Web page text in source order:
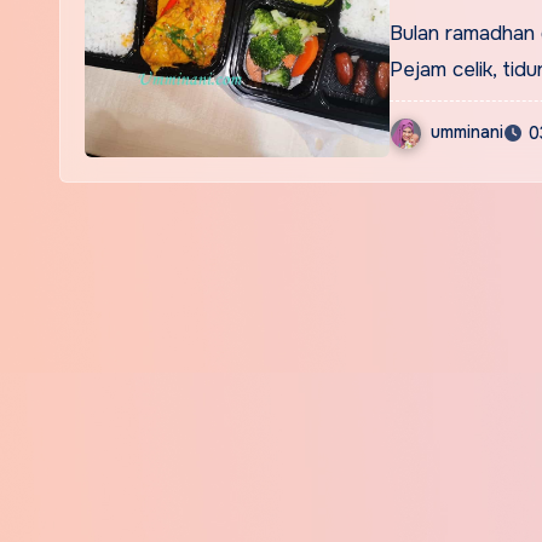
Bulan
Pejam celik,
umminani